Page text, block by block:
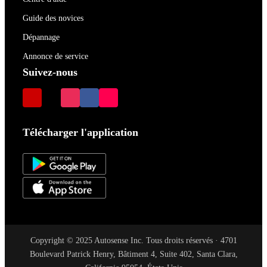
Guide des novices
Dépannage
Annonce de service
Suivez-nous
Télécharger l'application
Copyright © 2025 Autosense Inc. Tous droits réservés · 4701
Boulevard Patrick Henry, Bâtiment 4, Suite 402, Santa Clara,